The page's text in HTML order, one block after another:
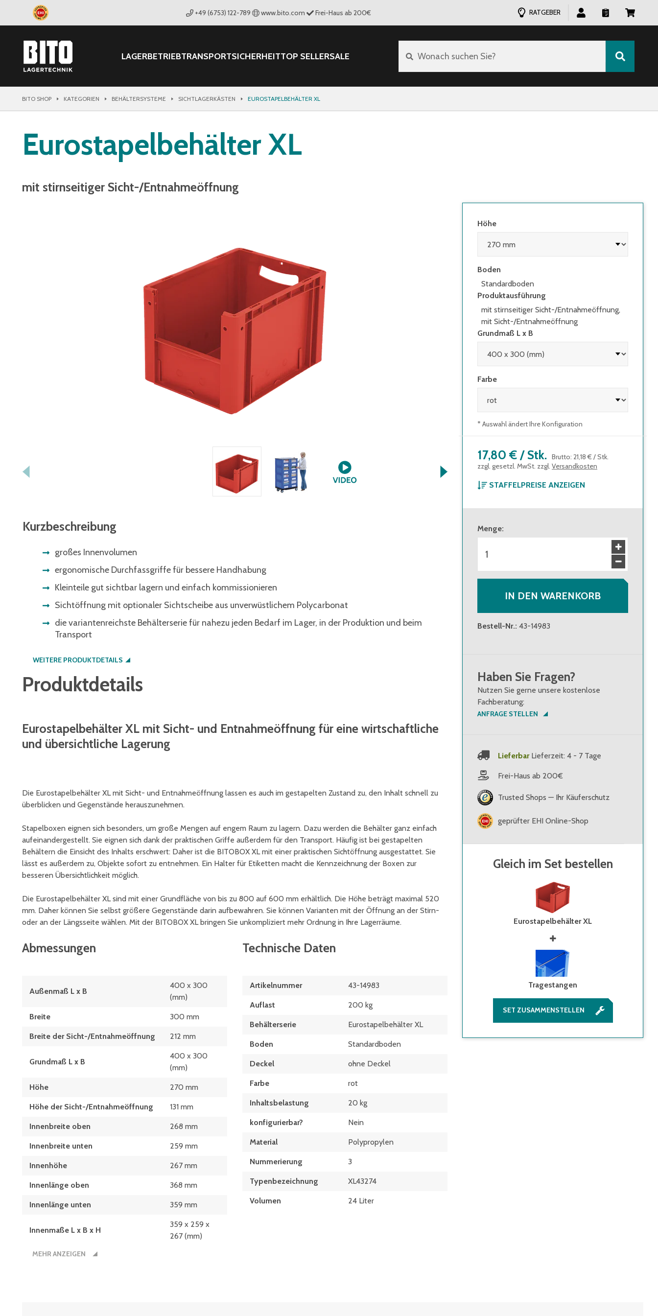
+49 (6753) 122-789 www.bito.com Frei-Haus ab 200€ RATGEBER
LAGERBETRIEBTRANSPORTSICHERHEITTOP SELLERSALE Wonach suchen Sie?
BITO SHOP KATEGORIEN BEHÄLTERSYSTEME SICHTLAGERKÄSTEN EUROSTAPELBEHÄLTER XL
Eurostapelbehälter XL
mit stirnseitiger Sicht-/Entnahmeöffnung
Kurzbeschreibung
großes Innenvolumen
ergonomische Durchfassgriffe für bessere Handhabung
Kleinteile gut sichtbar lagern und einfach kommissionieren
Sichtöffnung mit optionaler Sichtscheibe aus unverwüstlichem Polycarbonat
die variantenreichste Behälterserie für nahezu jeden Bedarf im Lager, in der Produktion und beim
Transport
WEITERE PRODUKTDETAILS
Produktdetails
Eurostapelbehälter XL mit Sicht- und Entnahmeöffnung für eine wirtschaftliche
und übersichtliche Lagerung
Die Eurostapelbehälter XL mit Sicht- und Entnahmeöffnung lassen es auch im gestapelten Zustand zu, den Inhalt schnell zu
überblicken und Gegenstände herauszunehmen.
Stapelboxen eignen sich besonders, um große Mengen auf engem Raum zu lagern. Dazu werden die Behälter ganz einfach
aufeinandergestellt. Sie eignen sich dank der praktischen Griffe außerdem für den Transport. Häufig ist bei gestapelten
Behältern die Einsicht des Inhalts erschwert: Daher ist die BITOBOX XL mit einer praktischen Sichtöffnung ausgestattet. Sie
lässt es außerdem zu, Objekte sofort zu entnehmen. Ein Halter für Etiketten macht die Kennzeichnung der Boxen zur
besseren Übersichtlichkeit möglich.
Die Eurostapelbehälter XL sind mit einer Grundfläche von bis zu 800 auf 600 mm erhältlich. Die Höhe beträgt maximal 520
mm. Daher können Sie selbst größere Gegenstände darin aufbewahren. Sie können Varianten mit der Öffnung an der Stirn-
oder an der Längsseite wählen. Mit der BITOBOX XL bringen Sie unkompliziert mehr Ordnung in Ihre Lagerräume.
Abmessungen
Außenmaß L x B
400 x 300
(mm)
Breite 300 mm
Breite der Sicht-/Entnahmeöffnung 212 mm
Grundmaß L x B
400 x 300
(mm)
Höhe 270 mm
Höhe der Sicht-/Entnahmeöffnung 131 mm
Innenbreite oben 268 mm
Innenbreite unten 259 mm
Innenhöhe 267 mm
Innenlänge oben 368 mm
Innenlänge unten 359 mm
Innenmaße L x B x H
359 x 259 x
267 (mm)
Länge
MEHR ANZEIGEN
Technische Daten
Artikelnummer 43-14983
Auflast 200 kg
Behälterserie Eurostapelbehälter XL
Boden Standardboden
Deckel ohne Deckel
Farbe rot
Inhaltsbelastung 20 kg
konfigurierbar? Nein
Material Polypropylen
Nummerierung 3
Typen­be­zeich­nung XL43274
Volumen 24 Liter
Höhe
Boden
Standardboden
Produktausführung
mit stirnseitiger Sicht-/Entnahmeöffnung,
mit Sicht-/Entnahmeöffnung
Grundmaß L x B
Farbe
* Auswahl ändert Ihre Konfiguration
17,80 € / Stk. Brutto: 21,18 € /Stk.
zzgl. gesetzl. MwSt. zzgl. Versandkosten
STAFFELPREISE ANZEIGEN
ab 56 Stück
Menge:
IN DEN WARENKORB
Bestell-Nr.: 43-14983
Haben Sie Fragen?
Nutzen Sie gerne unsere kostenlose
Fachberatung:
ANFRAGE STELLEN
Lieferbar Lieferzeit: 4 - 7 Tage
Frei-Haus ab 200€
Trusted Shops — Ihr Käuferschutz
geprüfter EHI Online-Shop
Gleich im Set bestellen
Eurostapelbehälter XL
Tragestangen
SET ZUSAMMENSTELLEN